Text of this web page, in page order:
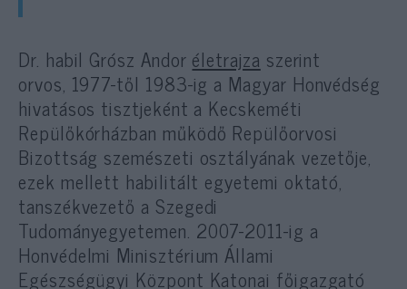
Dr. habil Grósz Andor életrajza szerint
orvos, 1977-től 1983-ig a Magyar Honvédség
hivatásos tisztjeként a Kecskeméti
Repülőkórházban működő Repülőorvosi
Bizottság szemészeti osztályának vezetője,
ezek mellett habilitált egyetemi oktató,
tanszékvezető a Szegedi
Tudományegyetemen. 2007-2011-ig a
Honvédelmi Minisztérium Állami
Egészségügyi Központ Katonai főigazgató